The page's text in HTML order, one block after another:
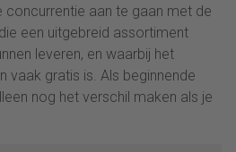
aan te gaan met de
een uitgebreid assortiment
leveren, en waarbij het
vaak gratis is. Als beginnende
nog het verschil maken als je